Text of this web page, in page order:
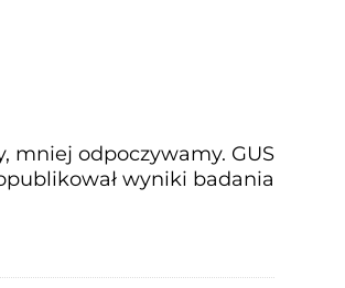
mniej odpoczywamy. GUS
wyniki badania